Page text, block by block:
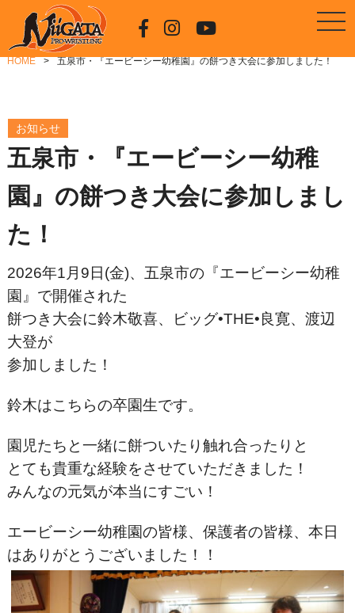
HOME 五泉市・『エービーシー幼稚園』の餅つき大会に参加しました！
お知らせ
五泉市・『エービーシー幼稚
園』の餅つき大会に参加しまし
た！
2026年1月9日(金)、五泉市の『エービーシー幼稚
園』で開催された
餅つき大会に鈴木敬喜、ビッグ•THE•良寛、渡辺
大登が
参加しました！
鈴木はこちらの卒園生です。
園児たちと一緒に餅ついたり触れ合ったりと
とても貴重な経験をさせていただきました！
みんなの元気が本当にすごい！
エービーシー幼稚園の皆様、保護者の皆様、本日
はありがとうございました！！